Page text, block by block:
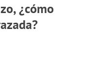
¿cómo